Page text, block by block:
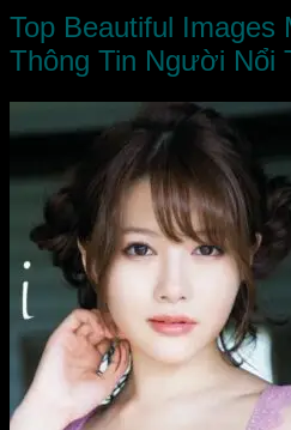
Top Beautiful Images
Thông Tin Người Nổi